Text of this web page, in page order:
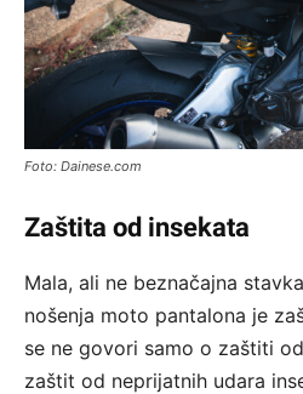
Foto: Dainese.com
Zaštita od insekata
Mala, ali ne beznačajna
nošenja moto pantalona je
se ne govori samo o zaštiti
zaštit od neprijatnih udara